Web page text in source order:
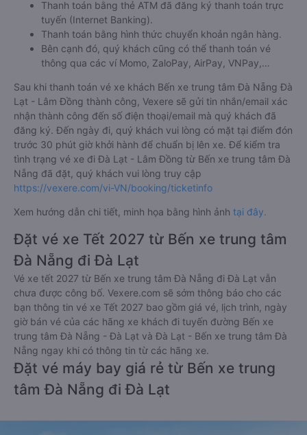
Thanh toán bằng thẻ ATM đã đăng ký thanh toán trực
tuyến (Internet Banking).
Thanh toán bằng hình thức chuyển khoản ngân hàng.
Bên cạnh đó, quý khách cũng có thể thanh toán vé
thông qua các ví Momo, ZaloPay, AirPay, VNPay,…
Sau khi thanh toán vé xe khách Bến xe trung tâm Đà Nẵng Đà
Lạt - Lâm Đồng thành công, Vexere sẽ gửi tin nhắn/email xác
nhận thành công đến số điện thoại/email mà quý khách đã
đăng ký. Đến ngày đi, quý khách vui lòng có mặt tại điểm đón
trước 30 phút giờ khởi hành để chuẩn bị lên xe. Để kiểm tra
tình trạng vé xe đi Đà Lạt - Lâm Đồng từ Bến xe trung tâm Đà
Nẵng đã đặt, quý khách vui lòng truy cập
https://vexere.com/vi-VN/booking/ticketinfo
Xem hướng dẫn chi tiết, minh họa bằng hình ảnh tại đây.
Đặt vé xe Tết 2027 từ Bến xe trung tâm
Đà Nẵng đi Đà Lạt
Vé xe tết 2027 từ Bến xe trung tâm Đà Nẵng đi Đà Lạt vẫn
chưa được công bố. Vexere.com sẽ sớm thông báo cho các
bạn thông tin vé xe Tết 2027 bao gồm giá vé, lịch trình, ngày
giờ bán vé của các hãng xe khách đi tuyến đường Bến xe
trung tâm Đà Nẵng - Đà Lạt và Đà Lạt - Bến xe trung tâm Đà
Nẵng ngay khi có thông tin từ các hãng xe.
Đặt vé máy bay giá rẻ từ Bến xe trung
tâm Đà Nẵng đi Đà Lạt